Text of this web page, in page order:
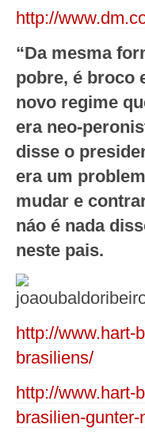
http://
“Da mesma
pobre, é broco
novo regime
era neo-
disse o
era um
mudar e
náo é nada
neste pais.
http://www.hart-
brasiliens/
http://www.hart-
brasilien-